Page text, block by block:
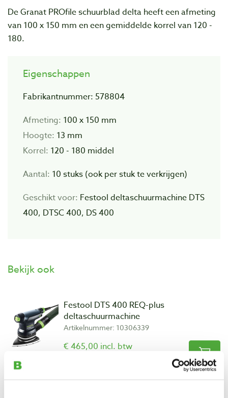
De Granat PROfile schuurblad delta heeft een afmeting
van 100 x 150 mm en een gemiddelde korrel van 120 -
180.
Eigenschappen
Fabrikantnummer: 578804
Afmeting: 100 x 150 mm
Hoogte: 13 mm
Korrel: 120 - 180 middel
Aantal: 10 stuks (ook per stuk te verkrijgen)
Geschikt voor: Festool deltaschuurmachine DTS
400, DTSC 400, DS 400
Bekijk ook
Festool DTS 400 REQ-plus
deltaschuurmachine
Artikelnummer: 10306339
€ 465,00 incl. btw